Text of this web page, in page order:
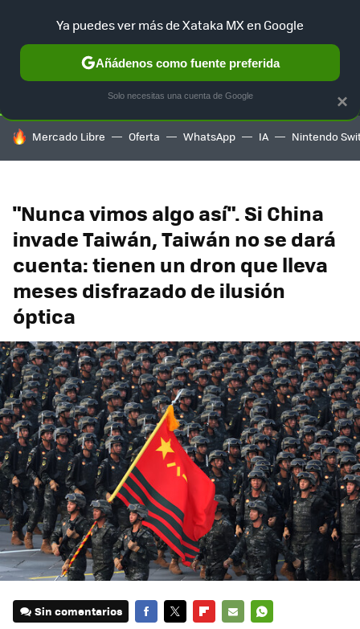
SELECCIÓN GAMING HOME AUTO TERRITORIO
HOY SE HABLA DE
Mercado Libre Oferta WhatsApp IA Nintendo
"Nunca vimos algo así". Si China
invade Taiwán, Taiwán no se dará
cuenta: tienen un dron que lleva
meses disfrazado de ilusión
óptica
Sin comentarios
×
Ya puedes ver más de Xataka MX en Google
Añádenos como fuente preferida
Solo necesitas una cuenta de Google